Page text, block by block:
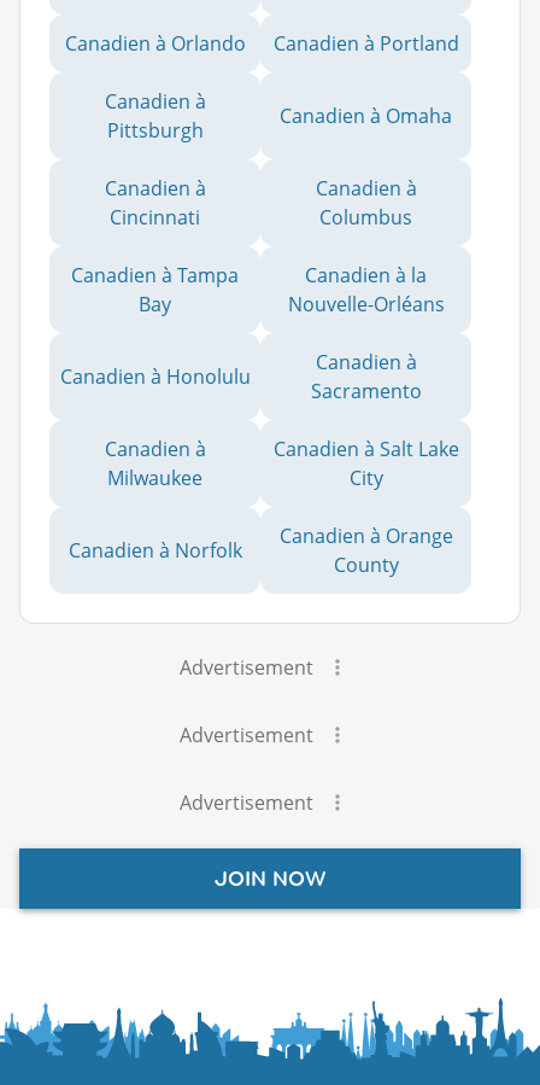
Canadien à Orlando Canadien à Portland
Canadien à
Pittsburgh
Canadien à Omaha
Canadien à
Cincinnati
Canadien à
Columbus
Canadien à Tampa
Bay
Canadien à la
Nouvelle-Orléans
Canadien à Honolulu
Canadien à
Sacramento
Canadien à
Milwaukee
Canadien à Salt Lake
City
Canadien à Norfolk
Canadien à Orange
County
Advertisement
Advertisement
Advertisement
JOIN NOW